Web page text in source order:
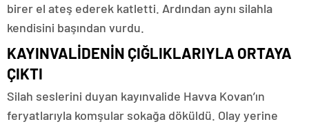
birer el ateş ederek katletti. Ardından aynı silahla
kendisini başından vurdu.
KAYINVALİDENİN ÇIĞLIKLARIYLA ORTAYA
ÇIKTI
Silah seslerini duyan kayınvalide Havva Kovan’ın
feryatlarıyla komşular sokağa döküldü. Olay yerine